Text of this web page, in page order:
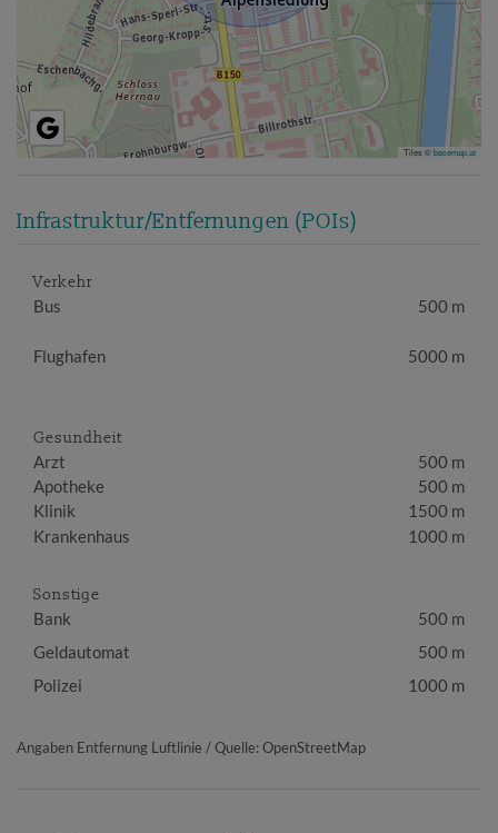
Tiles ©basemap.at
Infrastruktur/Entfernungen (POIs)
Verkehr
Bus 500 m
Flughafen 5000 m
Gesundheit
Arzt
500 m
Apotheke
500 m
Klinik
1500 m
Krankenhaus
1000 m
Sonstige
Bank
500 m
Geldautomat
500 m
Polizei
1000 m
Angaben Entfernung Luftlinie / Quelle: OpenStreetMap